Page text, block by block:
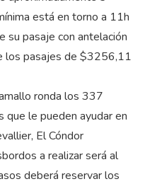
está en torno a 11h
su pasaje con antelación
los pasajes de $3256,11
ronda los 337
le pueden ayudar en
El Cóndor
a realizar será al
deberá reservar los